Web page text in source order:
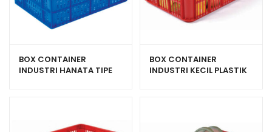
BOX CONTAINER
INDUSTRI HANATA TIPE
BOX CONTAINER
INDUSTRI KECIL PLASTIK